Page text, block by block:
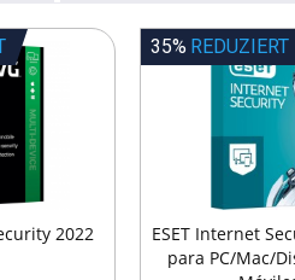
2022
35% REDUZIERT
ESET Internet
para PC/Mac/